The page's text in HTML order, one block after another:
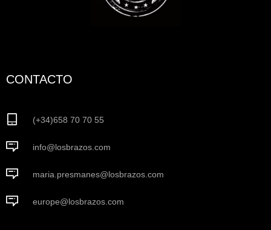
CONTACTO
(+34)658 70 70 55
info@losbrazos.com
maria.presmanes@losbrazos.com
europe@losbrazos.com